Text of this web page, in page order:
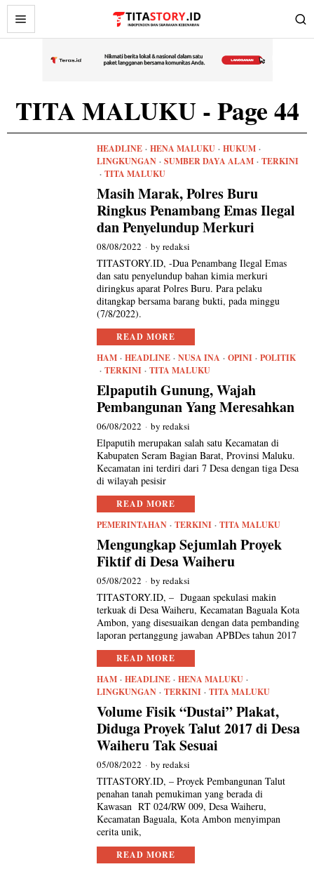
TITA MALUKU- Page 44
HEADLINE · HENA MALUKU · HUKUM ·
LINGKUNGAN · SUMBER DAYA ALAM · TERKINI
· TITA MALUKU
Masih Marak, Polres Buru
Ringkus Penambang Emas Ilegal
dan Penyelundup Merkuri
08/08/2022 byredaksi
TITASTORY.ID, -Dua Penambang Ilegal Emas
dan satu penyelundup bahan kimia merkuri
diringkus aparat Polres Buru. Para pelaku
ditangkap bersama barang bukti, pada minggu
(7/8/2022).
READ MORE
HAM · HEADLINE · NUSA INA · OPINI · POLITIK
· TERKINI · TITA MALUKU
Elpaputih Gunung, Wajah
Pembangunan Yang Meresahkan
06/08/2022 byredaksi
Elpaputih merupakan salah satu Kecamatan di
Kabupaten Seram Bagian Barat, Provinsi Maluku.
Kecamatan ini terdiri dari 7 Desa dengan tiga Desa
di wilayah pesisir
READ MORE
PEMERINTAHAN · TERKINI · TITA MALUKU
Mengungkap Sejumlah Proyek
Fiktif di Desa Waiheru
05/08/2022 byredaksi
TITASTORY.ID, – Dugaan spekulasi makin
terkuak di Desa Waiheru, Kecamatan Baguala Kota
Ambon, yang disesuaikan dengan data pembanding
laporan pertanggung jawaban APBDes tahun 2017
READ MORE
HAM · HEADLINE · HENA MALUKU ·
LINGKUNGAN · TERKINI · TITA MALUKU
Volume Fisik “Dustai” Plakat,
Diduga Proyek Talut 2017 di Desa
Waiheru Tak Sesuai
05/08/2022 byredaksi
TITASTORY.ID, – Proyek Pembangunan Talut
penahan tanah pemukiman yang berada di
Kawasan RT 024/RW 009, Desa Waiheru,
Kecamatan Baguala, Kota Ambon menyimpan
cerita unik,
READ MORE